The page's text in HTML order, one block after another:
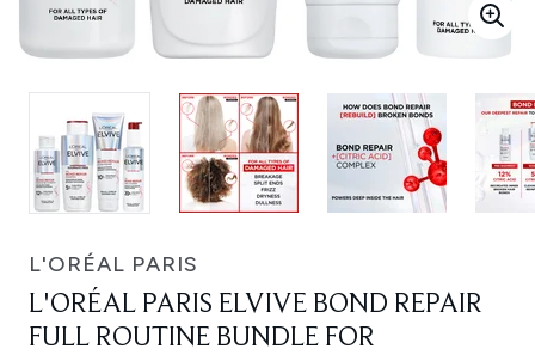
L'ORÉAL PARIS
L'ORÉAL PARIS ELVIVE BOND REPAIR
FULL ROUTINE BUNDLE FOR